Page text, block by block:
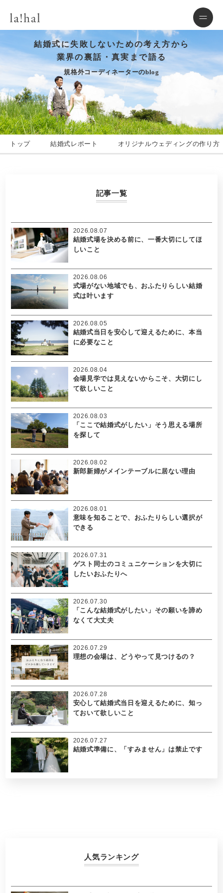
結婚式に失敗しないための考え方から
業界の裏話・真実まで語る
規格外コーディネーターのblog
トップ 結婚式レポート オリジナルウェディングの作り方
記事一覧
結婚式場を決める前に、一番大切にしてほ
しいこと
2026.08.07
式場がない地域でも、おふたりらしい結婚
式は叶います
2026.08.06
結婚式当日を安心して迎えるために、本当
に必要なこと
2026.08.05
会場見学では見えないからこそ、大切にし
て欲しいこと
2026.08.04
「ここで結婚式がしたい」そう思える場所
を探して
2026.08.03
新郎新婦がメインテーブルに居ない理由
2026.08.02
意味を知ることで、おふたりらしい選択が
できる
2026.08.01
ゲスト同士のコミュニケーションを大切に
したいおふたりへ
2026.07.31
「こんな結婚式がしたい」その願いを諦め
なくて大丈夫
2026.07.30
理想の会場は、どうやって見つけるの？
2026.07.29
安心して結婚式当日を迎えるために、知っ
ておいて欲しいこと
2026.07.28
結婚式準備に、「すみません」は禁止です
2026.07.27
人気ランキング